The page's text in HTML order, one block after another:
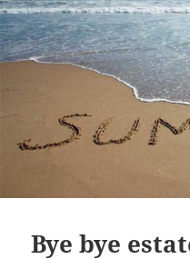
Bye bye